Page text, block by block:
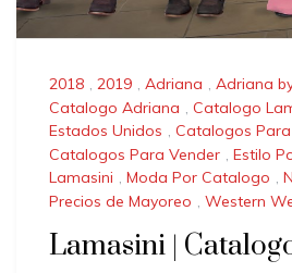
2018 , 2019 , Adriana , Adriana
Catalogo Adriana , Catalogo
Estados Unidos , Catalogos
Catalogos Para Vender , Estilo
Lamasini , Moda Por Catalogo ,
Precios de Mayoreo , Western
Lamasini |